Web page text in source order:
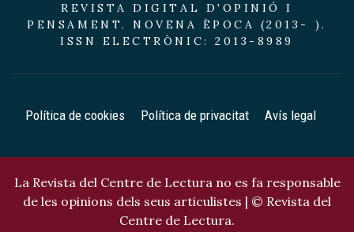
REVISTA DIGITAL D'OPINIÓ I
PENSAMENT. NOVENA ÈPOCA (2013- ).
ISSN ELECTRÒNIC: 2013-8989
Política de cookies Política de privacitat Avís legal
La Revista del Centre de Lectura no es fa responsable
de les opinions dels seus articulistes | © Revista del
Centre de Lectura.